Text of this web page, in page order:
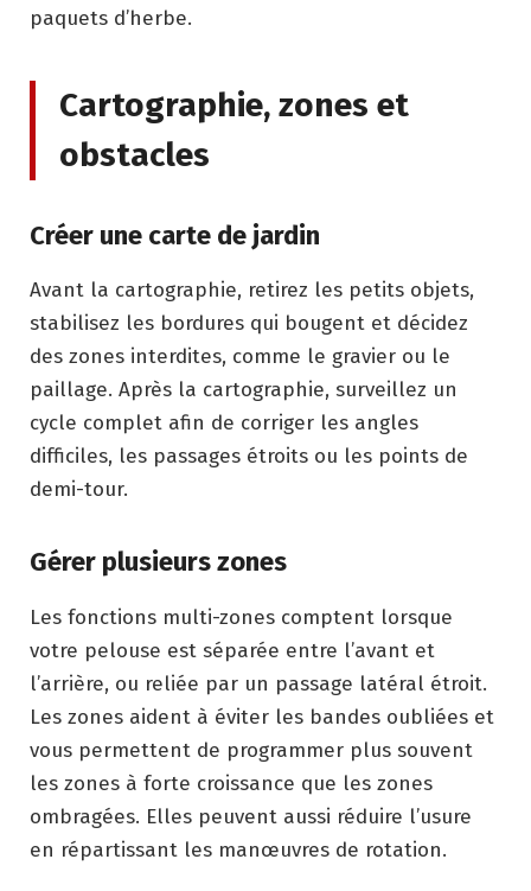
paquets d’herbe.
Cartographie, zones et
obstacles
Créer une carte de jardin
Avant la cartographie, retirez les petits objets,
stabilisez les bordures qui bougent et décidez
des zones interdites, comme le gravier ou le
paillage. Après la cartographie, surveillez un
cycle complet afin de corriger les angles
difficiles, les passages étroits ou les points de
demi-tour.
Gérer plusieurs zones
Les fonctions multi-zones comptent lorsque
votre pelouse est séparée entre l’avant et
l’arrière, ou reliée par un passage latéral étroit.
Les zones aident à éviter les bandes oubliées et
vous permettent de programmer plus souvent
les zones à forte croissance que les zones
ombragées. Elles peuvent aussi réduire l’usure
en répartissant les manœuvres de rotation.